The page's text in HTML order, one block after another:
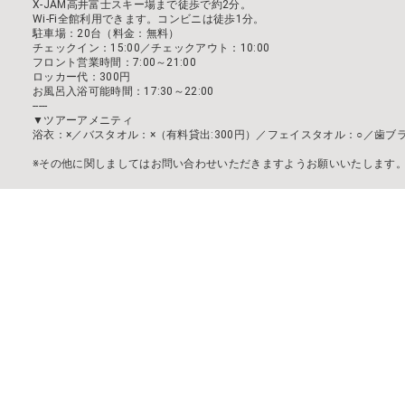
X-JAM高井富士スキー場まで徒歩で約2分。
Wi-Fi全館利用できます。コンビニは徒歩1分。
駐車場：20台（料金：無料）
チェックイン：15:00／チェックアウト：10:00
フロント営業時間：7:00～21:00
ロッカー代：300円
お風呂入浴可能時間：17:30～22:00
-----
▼ツアーアメニティ
浴衣：×／バスタオル：×（有料貸出:300円）／フェイスタオル：○／歯ブ
※その他に関しましてはお問い合わせいただきますようお願いいたします。